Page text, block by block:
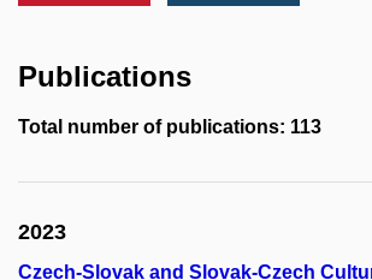
Publications
Total number of publications: 113
2023
Czech-Slovak and Slovak-Czech